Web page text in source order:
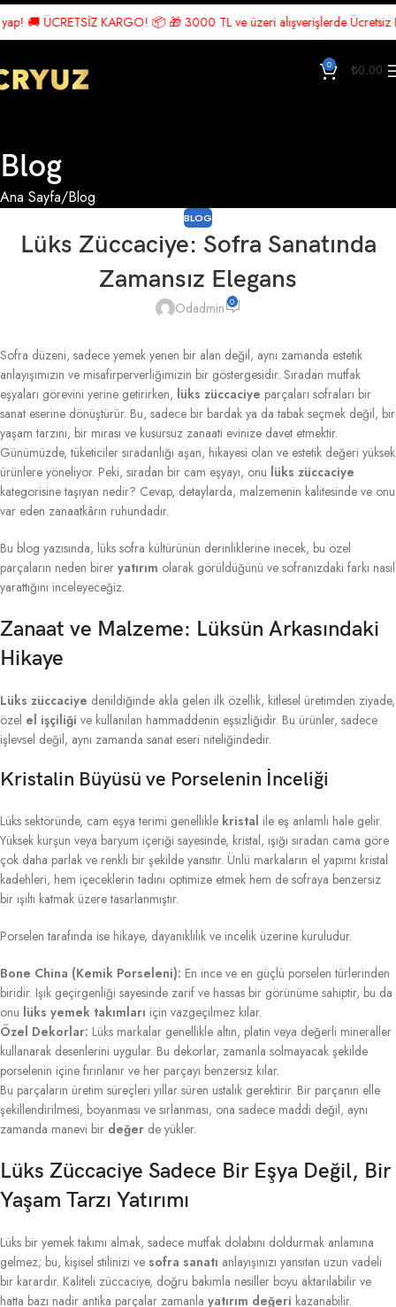
KARGO! 📦 🎁 3000 TL ve üzeri alışverişlerde Ücretsiz
0 ₺0.00
Blog
Ana Sayfa Blog
BLOG
Lüks Züccaciye: Sofra Sanatında
Zamansız Elegans
Odadmin 0
Sofra düzeni, sadece yemek yenen bir alan değil, aynı zamanda estetik
anlayışımızın ve misafirperverliğimizin bir göstergesidir. Sıradan mutfak
eşyaları görevini yerine getirirken, lüks züccaciye parçaları sofraları bir
sanat eserine dönüştürür. Bu, sadece bir bardak ya da tabak seçmek değil, bir
yaşam tarzını, bir mirası ve kusursuz zanaati evinize davet etmektir.
Günümüzde, tüketiciler sıradanlığı aşan, hikayesi olan ve estetik değeri yüksek
ürünlere yöneliyor. Peki, sıradan bir cam eşyayı, onu lüks züccaciye
kategorisine taşıyan nedir? Cevap, detaylarda, malzemenin kalitesinde ve onu
var eden zanaatkârın ruhundadır.
Bu blog yazısında, lüks sofra kültürünün derinliklerine inecek, bu özel
parçaların neden birer yatırım olarak görüldüğünü ve sofranızdaki farkı nasıl
yarattığını inceleyeceğiz.
Zanaat ve Malzeme: Lüksün Arkasındaki
Hikaye
Lüks züccaciye denildiğinde akla gelen ilk özellik, kitlesel üretimden ziyade,
özel el işçiliği ve kullanılan hammaddenin eşsizliğidir. Bu ürünler, sadece
işlevsel değil, aynı zamanda sanat eseri niteliğindedir.
Kristalin Büyüsü ve Porselenin İnceliği
Lüks sektöründe, cam eşya terimi genellikle kristal ile eş anlamlı hale gelir.
Yüksek kurşun veya baryum içeriği sayesinde, kristal, ışığı sıradan cama göre
çok daha parlak ve renkli bir şekilde yansıtır. Ünlü markaların el yapımı kristal
kadehleri, hem içeceklerin tadını optimize etmek hem de sofraya benzersiz
bir ışıltı katmak üzere tasarlanmıştır.
Porselen tarafında ise hikaye, dayanıklılık ve incelik üzerine kuruludur.
Bone China (Kemik Porseleni): En ince ve en güçlü porselen türlerinden
biridir. Işık geçirgenliği sayesinde zarif ve hassas bir görünüme sahiptir, bu da
onu lüks yemek takımları için vazgeçilmez kılar.
Özel Dekorlar: Lüks markalar genellikle altın, platin veya değerli mineraller
kullanarak desenlerini uygular. Bu dekorlar, zamanla solmayacak şekilde
porselenin içine fırınlanır ve her parçayı benzersiz kılar.
Bu parçaların üretim süreçleri yıllar süren ustalık gerektirir. Bir parçanın elle
şekillendirilmesi, boyanması ve sırlanması, ona sadece maddi değil, aynı
zamanda manevi bir değer de yükler.
Lüks Züccaciye Sadece Bir Eşya Değil, Bir
Yaşam Tarzı Yatırımı
Lüks bir yemek takımı almak, sadece mutfak dolabını doldurmak anlamına
gelmez; bu, kişisel stilinizi ve sofra sanatı anlayışınızı yansıtan uzun vadeli
bir karardır. Kaliteli züccaciye, doğru bakımla nesiller boyu aktarılabilir ve
hatta bazı nadir antika parçalar zamanla yatırım değeri kazanabilir.